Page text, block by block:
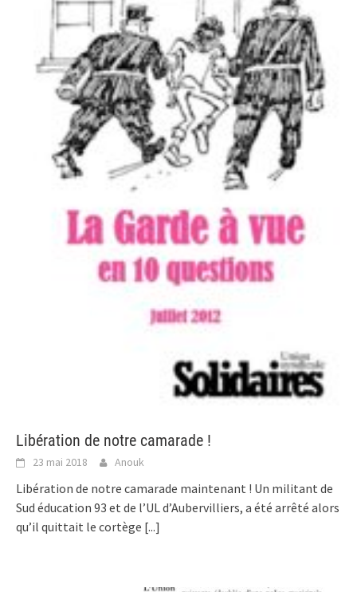
Libération de notre camarade !
23 mai 2018 Anouk
Libération de notre camarade maintenant ! Un militant de
Sud éducation 93 et de l’UL d’Aubervilliers, a été arrêté alors
qu’il quittait le cortège [...]